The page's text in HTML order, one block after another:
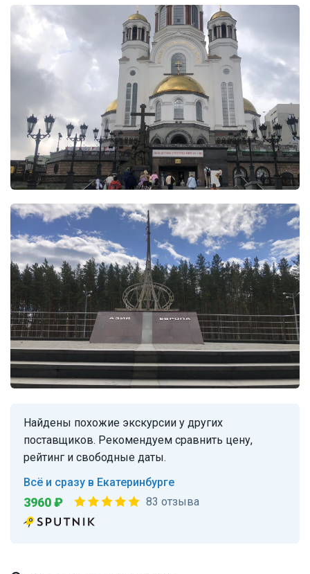
Найдены похожие экскурсии у других
поставщиков. Рекомендуем сравнить цену,
рейтинг и свободные даты.
Всё и сразу в Екатеринбурге
3960 ₽ 83 отзыва